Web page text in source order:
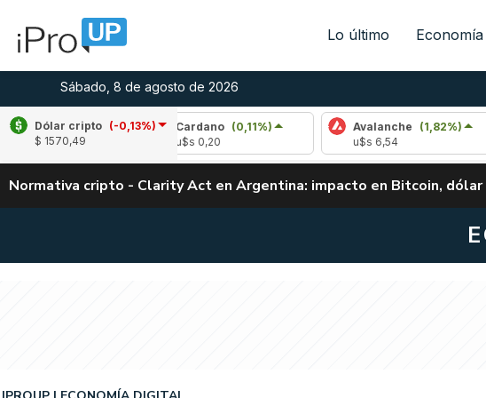
Lo último
Sábado, 8 de agosto de 2026
Dólar cripto (-0,13%)
$ 1570,49
Cardano
(0,11%)
Avalanche
(1,82%)
Normativa cripto - Clarity Act en Argentina: impacto en Bitcoin, dólar